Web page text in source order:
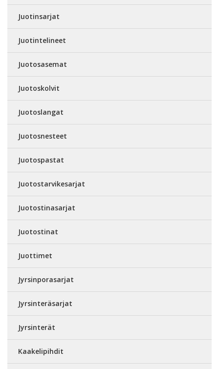
Juotinsarjat
Juotintelineet
Juotosasemat
Juotoskolvit
Juotoslangat
Juotosnesteet
Juotospastat
Juotostarvikesarjat
Juotostinasarjat
Juotostinat
Juottimet
Jyrsinporasarjat
Jyrsinteräsarjat
Jyrsinterät
Kaakelipihdit